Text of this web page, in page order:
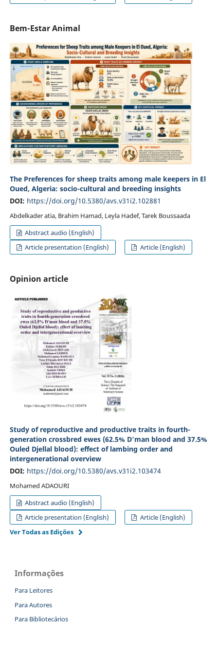
Bem-Estar Animal
The Preferences for sheep traits among male keepers in El
Oued, Algeria: socio-cultural and breeding insights
DOI: https://doi.org/10.5380/avs.v31i2.102881
Abdelkader atia, Brahim Hamad, Leyla Hadef, Tarek Boussaada
Abstract audio (English)
Article presentation (English)
Article (English)
Opinion article
Study of reproductive and productive traits in fourth-
generation crossbred ewes (62.5% D'man blood and 37.5%
Ouled Djellal blood): effect of lambing order and
intergenerational overview
DOI: https://doi.org/10.5380/avs.v31i2.103474
Mohamed ADAOURI
Abstract audio (English)
Article presentation (English)
Article (English)
Ver Todas as Edições
Informações
Para Leitores
Para Autores
Para Bibliotecários